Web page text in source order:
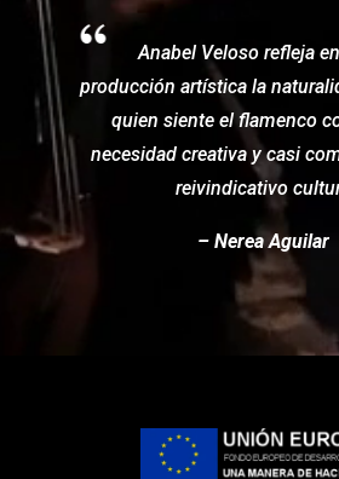
Anabel Veloso refleja
producción artística la
quien siente el flamenco
necesidad creativa y casi
reivindicativo
– Nerea Aguilar